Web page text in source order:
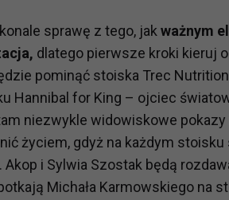
sprawę z tego, jak ważnym
dlatego pierwsze kroki kieruj
pominąć stoiska Trec
Hannibal for King – ojciec
niezwykle widowiskowe
życiem, gdyż na każdym
i Sylwia Szostak będą
Michała Karmowskiego na